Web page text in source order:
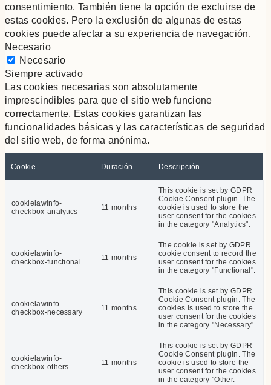
consentimiento. También tiene la opción de excluirse de
estas cookies. Pero la exclusión de algunas de estas
cookies puede afectar a su experiencia de navegación.
Necesario
Necesario
Siempre activado
Las cookies necesarias son absolutamente
imprescindibles para que el sitio web funcione
correctamente. Estas cookies garantizan las
funcionalidades básicas y las características de seguridad
del sitio web, de forma anónima.
Cookie Duración Descripción
cookielawinfo-
checkbox-analytics
11 months
This cookie is set by GDPR
Cookie Consent plugin. The
cookie is used to store the
user consent for the cookies
in the category "Analytics".
cookielawinfo-
checkbox-functional
11 months
The cookie is set by GDPR
cookie consent to record the
user consent for the cookies
in the category "Functional".
cookielawinfo-
checkbox-necessary
11 months
This cookie is set by GDPR
Cookie Consent plugin. The
cookies is used to store the
user consent for the cookies
in the category "Necessary".
cookielawinfo-
checkbox-others
11 months
This cookie is set by GDPR
Cookie Consent plugin. The
cookie is used to store the
user consent for the cookies
in the category "Other.